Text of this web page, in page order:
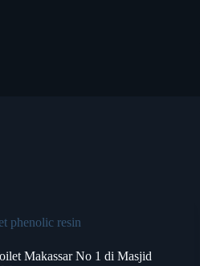
phenolic resin
Makassar No 1 di Masjid